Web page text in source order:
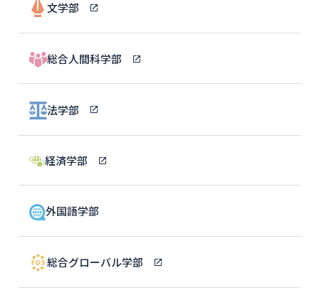
文学部
総合人間科学部
法学部
経済学部
外国語学部
総合グローバル学部